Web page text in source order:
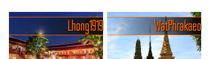
Tauche ein in das wilde
Herz von Bangkok –
Yaowarat, die lebendigste
und leckerste Chinatown
Flussufer
Chao Phraya Riverside in
Bangkok ist ein pulsierendes
Zentrum thailändischer
Lhong 1919 Wat Phrakaeo